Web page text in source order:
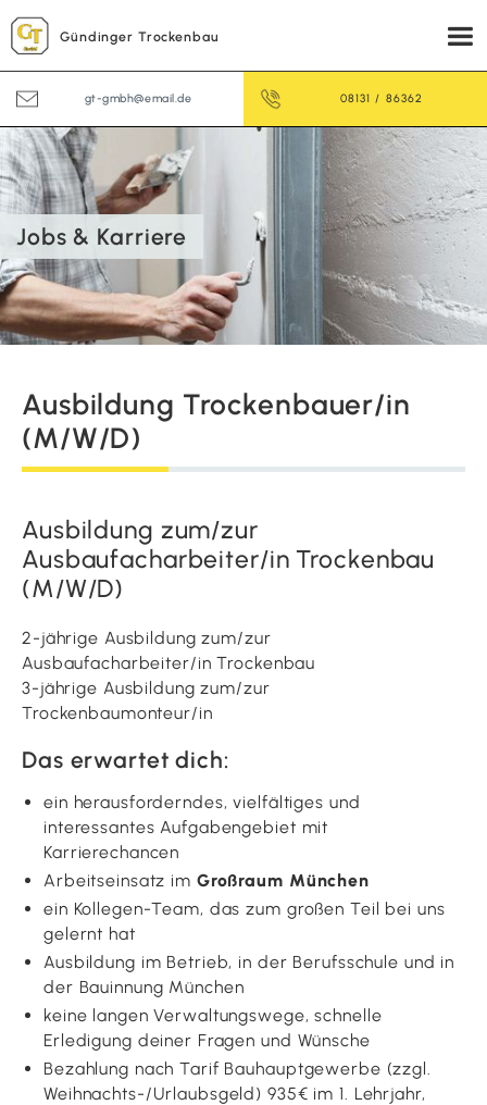
gt-gmbh@email.de 08131 / 86362
Gündinger Trockenbau
Jobs & Karriere
Ausbildung Trockenbauer/in
(M/W/D)
Ausbildung zum/zur
Ausbaufacharbeiter/in Trockenbau
(M/W/D)
2-jährige Ausbildung zum/zur
Ausbaufacharbeiter/in Trockenbau
3-jährige Ausbildung zum/zur
Trockenbaumonteur/in
Das erwartet dich:
ein herausforderndes, vielfältiges und
interessantes Aufgabengebiet mit
Karrierechancen
Arbeitseinsatz im Großraum München
ein Kollegen-Team, das zum großen Teil bei uns
gelernt hat
Ausbildung im Betrieb, in der Berufsschule und in
der Bauinnung München
keine langen Verwaltungswege, schnelle
Erledigung deiner Fragen und Wünsche
Bezahlung nach Tarif Bauhauptgewerbe (zzgl.
Weihnachts-/Urlaubsgeld) 935€ im 1. Lehrjahr,